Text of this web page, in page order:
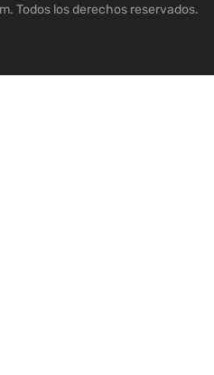
Todos los derechos reservados.